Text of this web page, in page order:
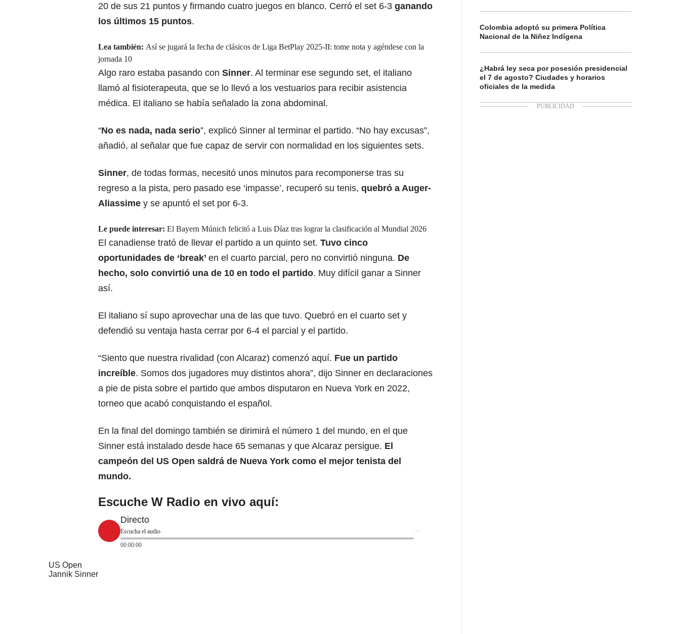
20 de sus 21 puntos y firmando cuatro juegos en blanco. Cerró el set 6-3 ganando
los últimos 15 puntos.
Lea también: Así se jugará la fecha de clásicos de Liga BetPlay 2025-II: tome nota y agéndese con la
jornada 10
Algo raro estaba pasando con Sinner. Al terminar ese segundo set, el italiano
llamó al fisioterapeuta, que se lo llevó a los vestuarios para recibir asistencia
médica. El italiano se había señalado la zona abdominal.
“No es nada, nada serio”, explicó Sinner al terminar el partido. “No hay excusas”,
añadió, al señalar que fue capaz de servir con normalidad en los siguientes sets.
Sinner, de todas formas, necesitó unos minutos para recomponerse tras su
regreso a la pista, pero pasado ese ‘impasse’, recuperó su tenis, quebró a Auger-
Aliassime y se apuntó el set por 6-3.
Le puede interesar: El Bayern Múnich felicitó a Luis Díaz tras lograr la clasificación al Mundial 2026
El canadiense trató de llevar el partido a un quinto set. Tuvo cinco
oportunidades de ‘break’ en el cuarto parcial, pero no convirtió ninguna. De
hecho, solo convirtió una de 10 en todo el partido. Muy difícil ganar a Sinner
así.
El italiano sí supo aprovechar una de las que tuvo. Quebró en el cuarto set y
defendió su ventaja hasta cerrar por 6-4 el parcial y el partido.
“Siento que nuestra rivalidad (con Alcaraz) comenzó aquí. Fue un partido
increíble. Somos dos jugadores muy distintos ahora”, dijo Sinner en declaraciones
a pie de pista sobre el partido que ambos disputaron en Nueva York en 2022,
torneo que acabó conquistando el español.
En la final del domingo también se dirimirá el número 1 del mundo, en el que
Sinner está instalado desde hace 65 semanas y que Alcaraz persigue. El
campeón del US Open saldrá de Nueva York como el mejor tenista del
mundo.
Escuche W Radio en vivo aquí:
Directo
Escucha el audio
00:00:00
US Open
Jannik Sinner
Colombia adoptó su primera Política
Nacional de la Niñez Indígena
¿Habrá ley seca por posesión presidencial
el 7 de agosto? Ciudades y horarios
oficiales de la medida